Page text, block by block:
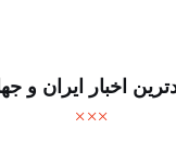
اخبار ایران و